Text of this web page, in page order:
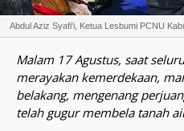
Abdul Aziz Syafi'i, Ketua Lesbumi PCNU
Malam 17 Agustus, saat
merayakan kemerdekaan,
belakang, mengenang
telah gugur membela tanah